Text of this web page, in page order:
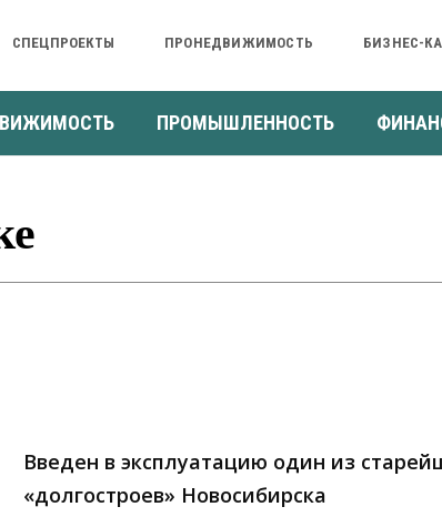
СПЕЦПРОЕКТЫ ПРОНЕДВИЖИМОСТЬ БИЗНЕС-
ПРОМЫШЛЕННОСТЬ
Введен в эксплуатацию один из
«долгостроев» Новосибирска